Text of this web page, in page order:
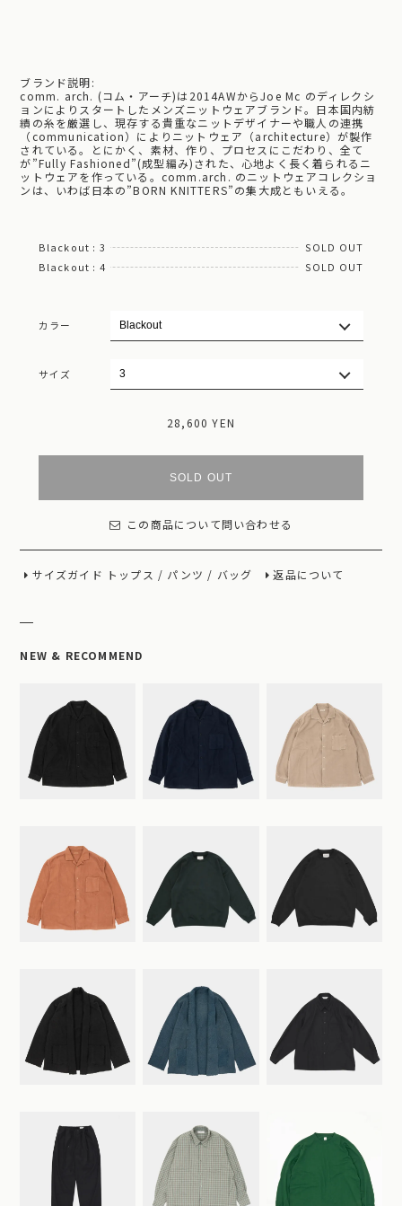
ブランド説明:
comm. arch. (コム・アーチ)は2014AWからJoe Mc のディレクシ
ョンによりスタートしたメンズニットウェアブランド。日本国内紡
績の糸を厳選し、現存する貴重なニットデザイナーや職人の連携
（communication）によりニットウェア（architecture）が製作
されている。とにかく、素材、作り、プロセスにこだわり、全て
が”Fully Fashioned”(成型編み)された、心地よく長く着られるニ
ットウェアを作っている。comm.arch. のニットウェアコレクショ
ンは、いわば日本の”BORN KNITTERS”の集大成ともいえる。
Blackout : 3
SOLD OUT
Blackout : 4
SOLD OUT
カラー
サイズ
28,600 YEN
SOLD OUT
この商品について問い合わせる
サイズガイド トップス / パンツ / バッグ 返品について
NEW & RECOMMEND